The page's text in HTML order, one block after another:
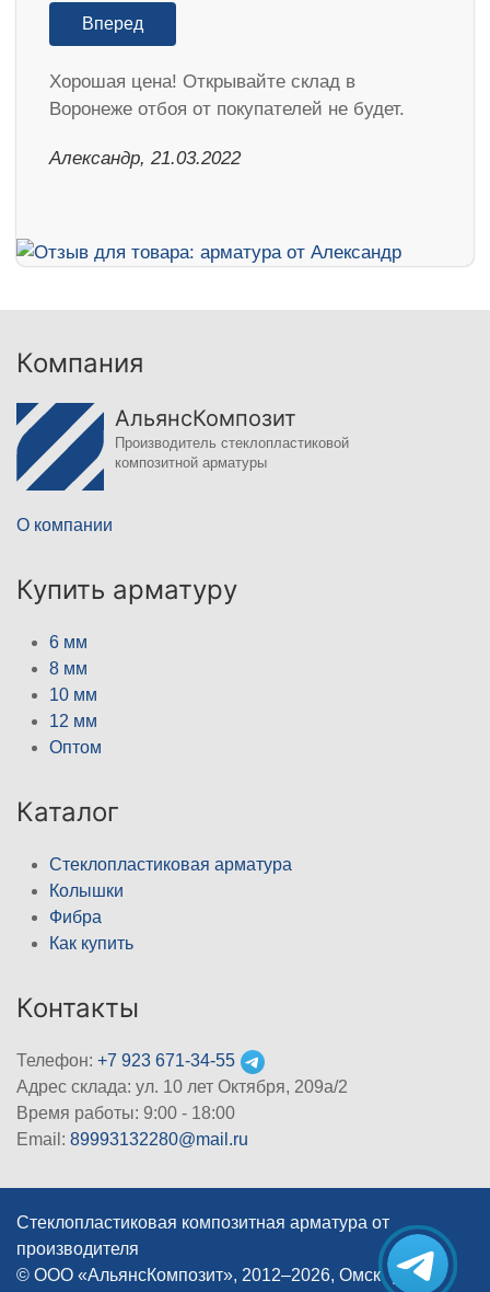
Вперед
Хорошая цена! Открывайте склад в
Воронеже отбоя от покупателей не будет.
Александр, 21.03.2022
Компания
АльянсКомпозит
Производитель стеклопластиковой
композитной арматуры
О компании
Купить арматуру
6 мм
8 мм
10 мм
12 мм
Оптом
Каталог
Стеклопластиковая арматура
Колышки
Фибра
Как купить
Контакты
Телефон: +7 923 671-34-55
Адрес склада: ул. 10 лет Октября, 209а/2
Время работы: 9:00 - 18:00
Email: 89993132280@mail.ru
Стеклопластиковая композитная арматура от
производителя
© ООО «АльянсКомпозит», 2012–2026, Омск |